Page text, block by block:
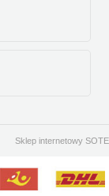
Sklep internetowy SOTE